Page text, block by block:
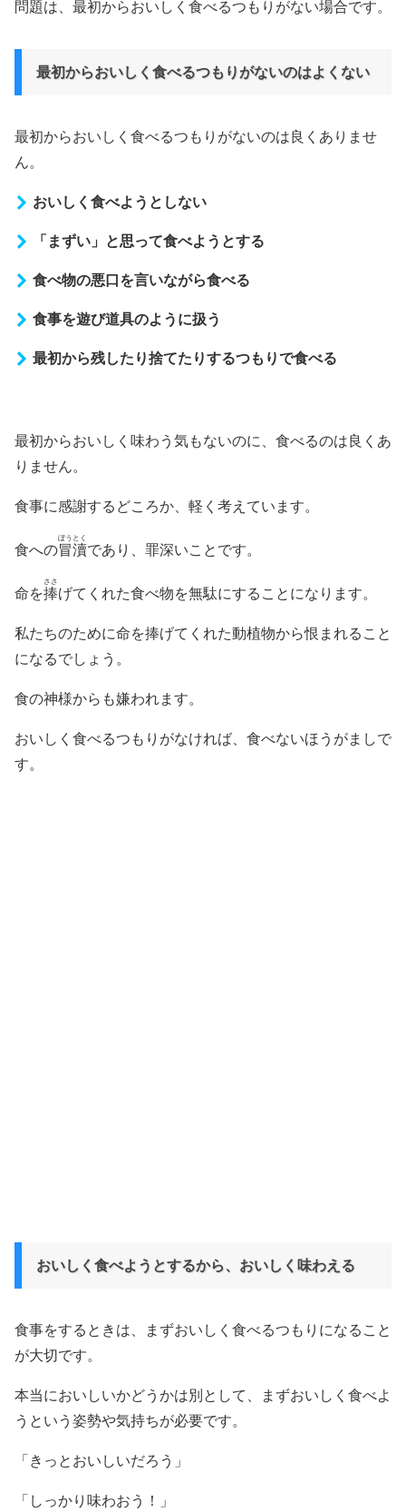
問題は、最初からおいしく食べるつもりがない場合です。
最初からおいしく食べるつもりがないのはよくない
最初からおいしく食べるつもりがないのは良くありませ
ん。
おいしく食べようとしない
「まずい」と思って食べようとする
食べ物の悪口を言いながら食べる
食事を遊び道具のように扱う
最初から残したり捨てたりするつもりで食べる
最初からおいしく味わう気もないのに、食べるのは良くあ
りません。
食事に感謝するどころか、軽く考えています。
食への冒瀆
ぼうとく
であり、罪深いことです。
命を捧
ささ
げてくれた食べ物を無駄にすることになります。
私たちのために命を捧げてくれた動植物から恨まれること
になるでしょう。
食の神様からも嫌われます。
おいしく食べるつもりがなければ、食べないほうがましで
す。
おいしく食べようとするから、おいしく味わえる
食事をするときは、まずおいしく食べるつもりになること
が大切です。
本当においしいかどうかは別として、まずおいしく食べよ
うという姿勢や気持ちが必要です。
「きっとおいしいだろう」
「しっかり味わおう！」